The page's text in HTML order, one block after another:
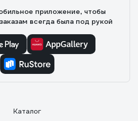
приложение, чтобы
всегда была под рукой
Каталог